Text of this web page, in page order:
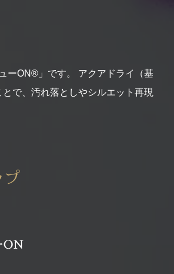
ーON®」です。 アクアドライ（基
で、汚れ落としやシルエット再現
ON